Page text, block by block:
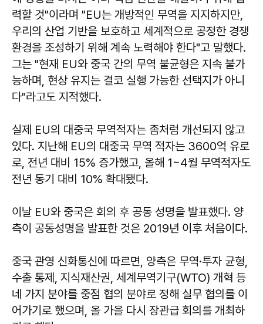
력할 것"이라며 "EU는 개방적인 무역을 지지하지만,
우리의 산업 기반을 보호하고 세계적으로 공정한 경쟁
환경을 조성하기 위해 계속 노력해야 한다"고 말했다.
그는 "현재 EU와 중국 간의 무역 불균형은 지속 불가
능하며, 현상 유지는 결코 실행 가능한 선택지가 아니
다"라고도 지적했다.
실제 EU의 대중국 무역적자는 좀처럼 개선되지 않고
있다. 지난해 EU의 대중국 무역 적자는 3600억 유로
로, 전년 대비 15% 증가했고, 올해 1~4월 무역적자도
전년 동기 대비 10% 확대됐다.
이날 EU와 중국은 회의 후 공동 성명을 발표했다. 양
측이 공동성명을 발표한 것은 2019년 이후 처음이다.
중국 관영 신화통신에 따르면, 양측은 무역·투자 균형,
수출 통제, 지식재산권, 세계무역기구(WTO) 개혁 등
네 가지 분야를 중점 협의 분야로 정해 실무 협의를 이
어가기로 했으며, 올 가을 다시 장관급 회의를 개최하